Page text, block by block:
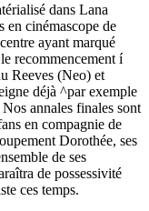
dans Lana
cinémascope de
ayant marqué
recommencement í
Reeves (Neo) et
déjà ^par exemple
annales finales sont
en compagnie de
Dorothée, ses
de ses
de possessivité
ces temps.